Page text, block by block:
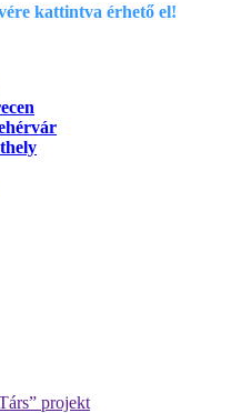
kattintva érhető el!
projekt